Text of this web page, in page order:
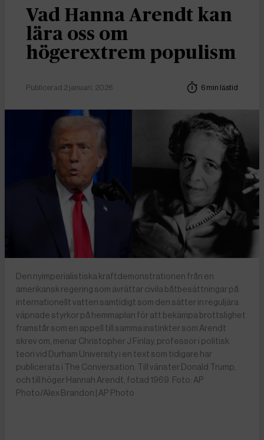
Vad Hanna Arendt kan
lära oss om
högerextrem populism
Publicerad 2 januari, 2026 6 min lästid
Den nyimperialistiska kraftdemonstrationen från en
amerikansk regering som avrättar civila båtbesättningar på
internationellt vatten samtidigt som den sätter in reguljära
väpnade styrkor på hemmaplan för att bekämpa brottslighet
framstår som en appell till samma instinkter som Arendt
skrev om, menar Christopher J Finlay, professor i politisk
teori vid Durham University i en text som tidigare har
publicerats i The Conversation. Till vänster Donald Trump,
och till höger Hannah Arendt, fotad 1969. Foto: AP
Photo/Alex Brandon | AP Photo